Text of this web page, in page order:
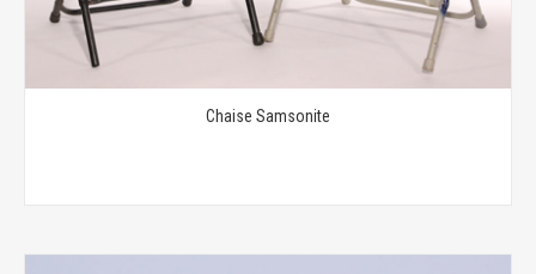
Chaise Samsonite